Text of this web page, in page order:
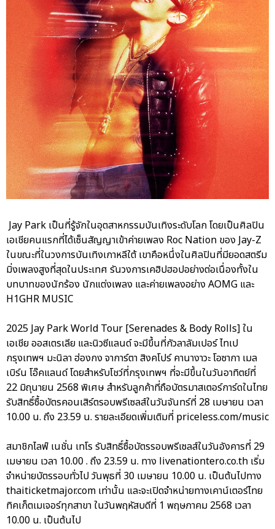
Jay Park เป็นที่รู้จักในอุตสาหกรรมบันเทิงระดับโลก โดยเป็นศิลปิน
เอเชียคนแรกที่ได้เซ็นสัญญาเข้าค่ายเพลง Roc Nation ของ Jay-Z
ในขณะที่ในวงการบันเทิงเกาหลีใต้ เขาคือหนึ่งในศิลปินที่มียอดสตรีม
มิ่งเพลงสูงที่สุดในประเทศ รันวงการเคฮิปฮอปอย่างต่อเนื่องทั้งใน
บทบาทของนักร้อง นักแต่งเพลง และค่ายเพลงอย่าง AOMG และ
H1GHR MUSIC
2025 Jay Park World Tour [Serenades & Body Rolls] ใน
เอเชีย ออสเตรเลีย และนิวซีแลนด์ จะมีขึ้นที่กัวลาลัมเปอร์ ไทเป
กรุงเทพฯ มะนิลา ฮ่องกง จาการ์ตา สิงคโปร์ คานางาวะ โอซากา เมล
เบิร์น โอ๊คแลนด์ โดยสำหรับโชว์ที่กรุงเทพฯ ที่จะมีขึ้นในวันอาทิตย์ที่
22 มิถุนายน 2568 พิเศษ สำหรับลูกค้าที่ถือบัตรมาสเตอร์การ์ดในไทย
รับสิทธิ์ซื้อบัตรคอนเสิร์ตรอบพรีเซลส์ในวันจันทร์ที่ 28 เมษายน เวลา
10.00 น. ถึง 23.59 น. รายละเอียดเพิ่มเติมที่ priceless.com/music
สมาชิกไลฟ์ เนชั่น เทโร รับสิทธิ์ซื้อบัตรรอบพรีเซลส์ในวันอังคารที่ 29
เมษายน เวลา 10.00 . ถึง 23.59 น. ทาง livenationtero.co.th เริ่ม
จำหน่ายบัตรรอบทั่วไป วันพุธที่ 30 เมษายน 10.00 น. เป็นต้นไปทาง
thaiticketmajor.com เท่านั้น และจะเปิดจำหน่ายทางเคาน์เตอร์ไทย
ทิคเก็ตเมเจอร์ทุกสาขา ในวันพฤหัสบดีที่ 1 พฤษภาคม 2568 เวลา
10.00 น. เป็นต้นไป